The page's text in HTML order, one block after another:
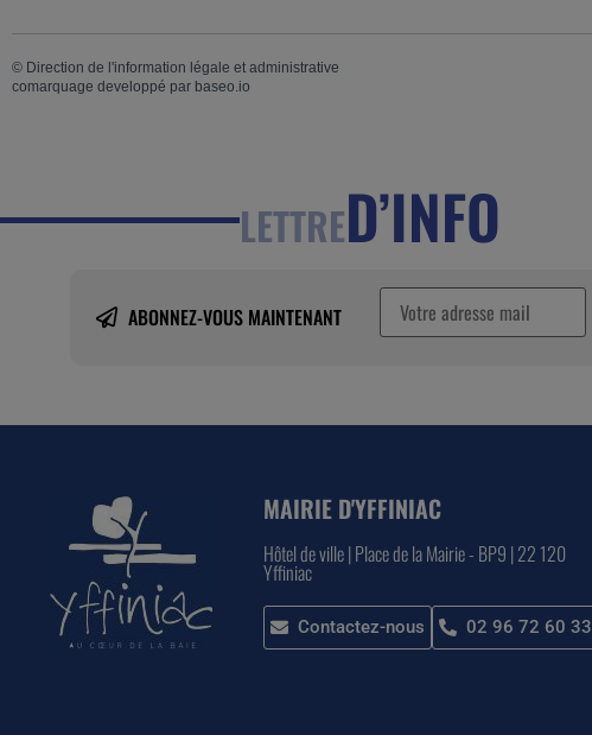
© Direction de l'information légale et administrative
comarquage developpé par baseo.io
LETTRED’INFO
ABONNEZ-VOUS MAINTENANT
MAIRIE D'YFFINIAC
Hôtel de ville | Place de la Mairie - BP9 | 22 120
Yffiniac
Contactez-nous 02 96 72 60 33